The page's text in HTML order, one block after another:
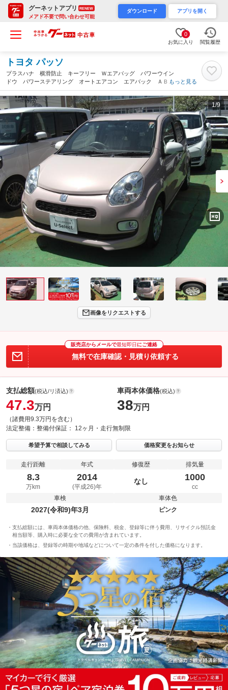
グーネットアプリ RENEW
メアド不要で問い合わせ可能
ダウンロード アプリを開く
0
お気に入り 閲覧履歴
トヨタ パッソ
プラスハナ 横滑防止 キーフリー Ｗエアバッグ パワーウイン
ドウ パワーステアリング オートエアコン エアバック ＡＢＳ
（福井県）
もっと見る
1/9
画像をリクエストする
販売店からメールで最短即日 にご連絡
無料で在庫確認・見積り依頼する
支払総額(税込/リ済込)
47.3万円
（諸費用9.3万円を含む）
車両本体価格(税込)
38万円
法定整備： 整備付保証： 12ヶ月・走行無制限
希望予算で相談してみる 価格変更をお知らせ
走行距離
8.3
万km
年式
2014
(平成26)年
修復歴
なし
排気量
1000
cc
車検
2027(令和9)年3月
車体色
ピンク
支払総額には、車両本体価格の他、保険料、税金、登録等に伴う費用、リサイクル預託金
相当額等、購入時に必要な全ての費用が含まれています。
当該価格は、登録等の時期や地域などについて一定の条件を付した価格になります。